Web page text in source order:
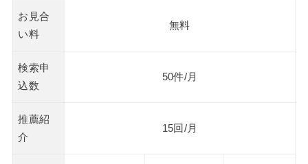
お見合
い料
無料
検索申
込数
50件/月
推薦紹
介
15回/月